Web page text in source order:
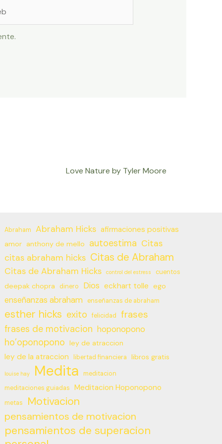
Love Nature by Tyler Moore
Abraham Abraham Hicks afirmaciones positivas
amor anthony de mello autoestima Citas
citas abraham hicks Citas de Abraham
Citas de Abraham Hicks control del estress cuentos
deepak chopra dinero Dios eckhart tolle ego
enseñanzas abraham enseñanzas de abraham
esther hicks exito felicidad frases
frases de motivacion hoponopono
ho’oponopono ley de atraccion
ley de la atraccion libertad financiera libros gratis
louise hay Medita
meditacion
meditaciones guiadas
Meditacion Hoponopono
metas Motivacion
pensamientos de motivacion
pensamientos de superacion